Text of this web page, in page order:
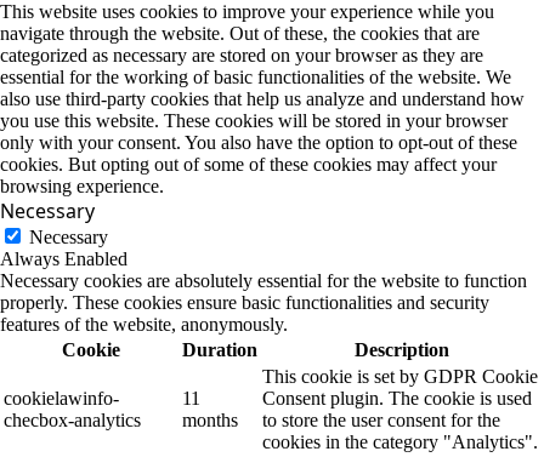
This website uses cookies to improve your experience while you
navigate through the website. Out of these, the cookies that are
categorized as necessary are stored on your browser as they are
essential for the working of basic functionalities of the website. We
also use third-party cookies that help us analyze and understand how
you use this website. These cookies will be stored in your browser
only with your consent. You also have the option to opt-out of these
cookies. But opting out of some of these cookies may affect your
browsing experience.
Necessary
Necessary
Always Enabled
Necessary cookies are absolutely essential for the website to function
properly. These cookies ensure basic functionalities and security
features of the website, anonymously.
Cookie
Duration Description
cookielawinfo-
checbox-analytics
11
months
This cookie is set by GDPR Cookie
Consent plugin. The cookie is used
to store the user consent for the
cookies in the category "Analytics".